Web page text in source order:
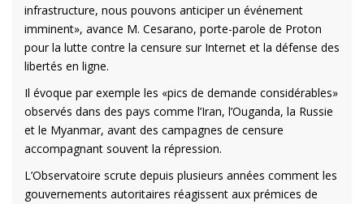
infrastructure, nous pouvons anticiper un événement
imminent», avance M. Cesarano, porte-parole de Proton
pour la lutte contre la censure sur Internet et la défense des
libertés en ligne.
Il évoque par exemple les «pics de demande considérables»
observés dans des pays comme l’Iran, l’Ouganda, la Russie
et le Myanmar, avant des campagnes de censure
accompagnant souvent la répression.
L’Observatoire scrute depuis plusieurs années comment les
gouvernements autoritaires réagissent aux prémices de